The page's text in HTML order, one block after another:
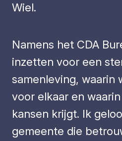
Wiel.
Namens het CDA
inzetten voor een
samenleving, waarin
voor elkaar en
kansen krijgt. Ik
gemeente die